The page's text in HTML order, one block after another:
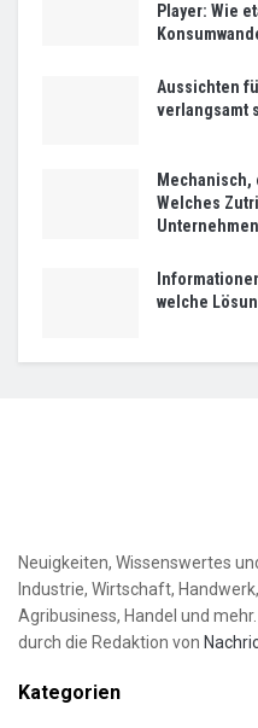
Player: Wie
Aussichten
verlangsamt
Welches
welche
Neuigkeiten, Wissenswertes
Industrie, Wirtschaft,
Agribusiness, Handel und
durch die Redaktion von
Kategorien